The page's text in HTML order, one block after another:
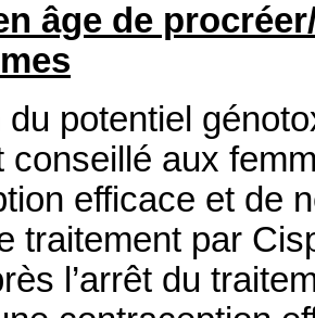
âge de
du potentiel
conseillé aux
efficace et de
traitement par
l’arrêt du